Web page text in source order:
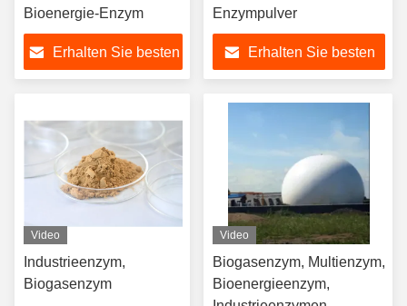
Bioenergie-Enzym
Erhalten Sie besten
Enzympulver
Erhalten Sie besten
Video
Industrieenzym,
Biogasenzym
Video
Biogasenzym, Multienzym,
Bioenergieenzym,